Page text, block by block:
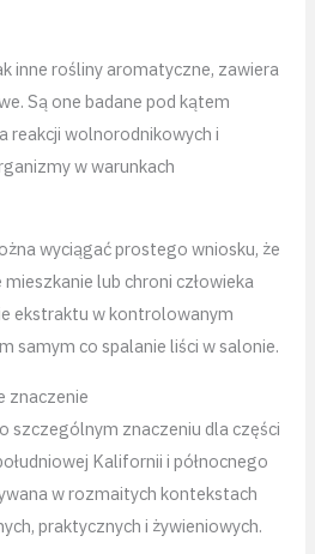
inne rośliny aromatyczne, zawiera
Są one badane pod kątem
reakcji wolnorodnikowych i
w warunkach
wyciągać prostego wniosku, że
mieszkanie lub chroni człowieka
ekstraktu w kontrolowanym
samym co spalanie liści w salonie.
znaczenie
szczególnym znaczeniu dla części
Kalifornii i północnego
w rozmaitych kontekstach
praktycznych i żywieniowych.